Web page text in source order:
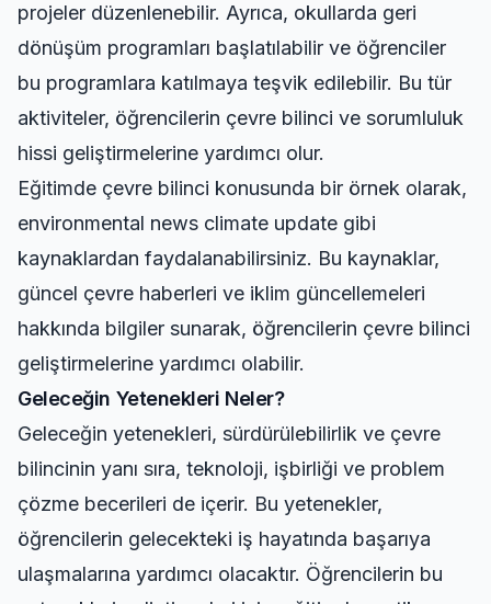
projeler düzenlenebilir. Ayrıca, okullarda geri
dönüşüm programları başlatılabilir ve öğrenciler
bu programlara katılmaya teşvik edilebilir. Bu tür
aktiviteler, öğrencilerin çevre bilinci ve sorumluluk
hissi geliştirmelerine yardımcı olur.
Eğitimde çevre bilinci konusunda bir örnek olarak,
environmental news climate update gibi
kaynaklardan faydalanabilirsiniz. Bu kaynaklar,
güncel çevre haberleri ve iklim güncellemeleri
hakkında bilgiler sunarak, öğrencilerin çevre bilinci
geliştirmelerine yardımcı olabilir.
Geleceğin Yetenekleri Neler?
Geleceğin yetenekleri, sürdürülebilirlik ve çevre
bilincinin yanı sıra, teknoloji, işbirliği ve problem
çözme becerileri de içerir. Bu yetenekler,
öğrencilerin gelecekteki iş hayatında başarıya
ulaşmalarına yardımcı olacaktır. Öğrencilerin bu